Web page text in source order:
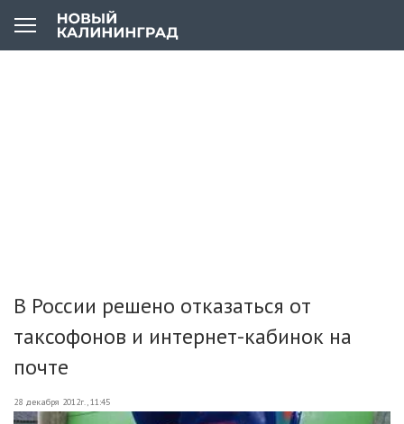
В России решено отказаться от
таксофонов и интернет-кабинок на
почте
28 декабря 2012г., 11:45